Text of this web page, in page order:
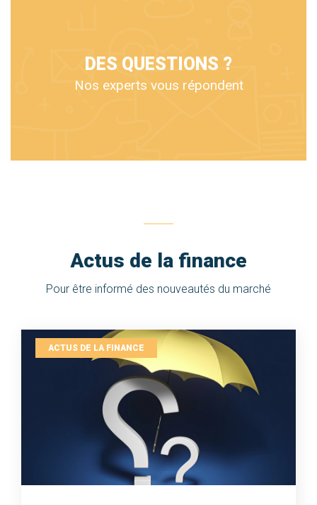
DES QUESTIONS ?
Nos experts vous répondent
Actus de la finance
Pour être informé des nouveautés du marché
ACTUS DE LA FINANCE